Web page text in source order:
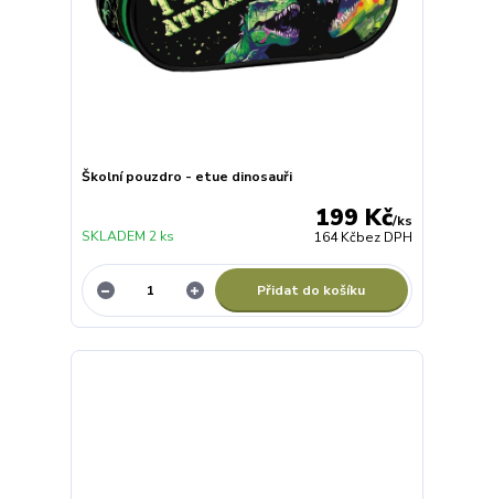
Školní pouzdro - etue dinosauři
199 Kč/ks
164 Kčbez DPH
SKLADEM 2 ks
Přidat do košíku